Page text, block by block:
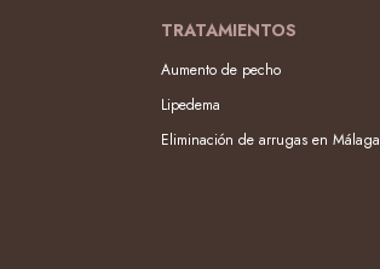
TRATAMIENTOS
Aumento de pecho
Lipedema
Eliminación de arrugas en Málaga